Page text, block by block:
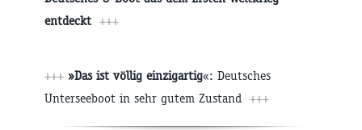
entdeckt +++
+++ »Das ist völlig einzigartig«: Deutsches
Unterseeboot in sehr gutem Zustand +++